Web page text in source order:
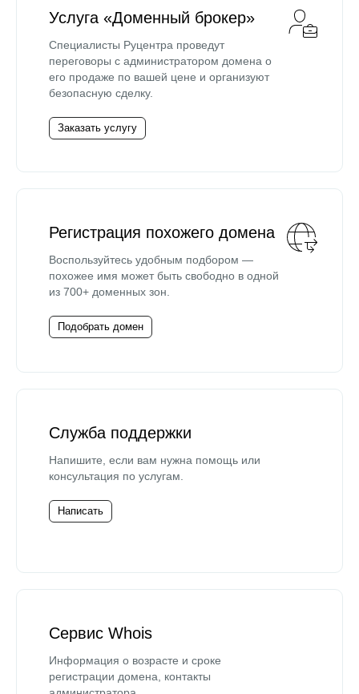
Услуга «Доменный брокер»
Специалисты Руцентра проведут
переговоры с администратором домена о
его продаже по вашей цене и организуют
безопасную сделку.
Заказать услугу
Регистрация похожего домена
Воспользуйтесь удобным подбором —
похожее имя может быть свободно в одной
из 700+ доменных зон.
Подобрать домен
Служба поддержки
Напишите, если вам нужна помощь или
консультация по услугам.
Написать
Сервис Whois
Информация о возрасте и сроке
регистрации домена, контакты